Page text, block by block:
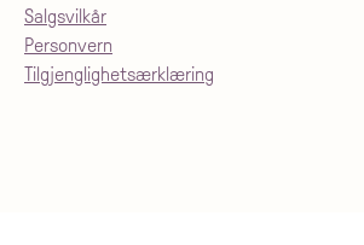
Salgsvilkår
Personvern
Tilgjenglighetsærklæring